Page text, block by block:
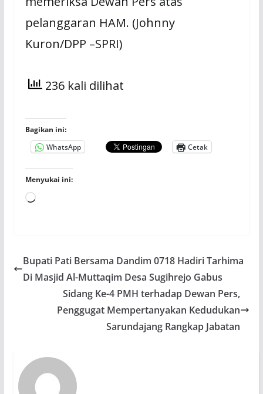
pelanggaran HAM. (Johnny
Kuron/DPP –SPRI)
236 kali dilihat
Bagikan ini:
WhatsApp
Cetak
Menyukai ini:
Memuat...
Bupati Pati Bersama Dandim 0718 Hadiri Tarhima
Di Masjid Al-Muttaqim Desa Sugihrejo Gabus
Sidang Ke-4 PMH terhadap Dewan Pers,
Penggugat Mempertanyakan Kedudukan
Sarundajang Rangkap Jabatan